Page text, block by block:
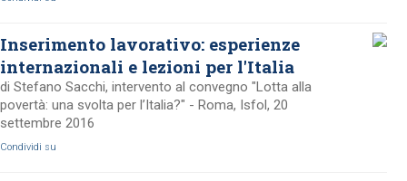
Inserimento lavorativo: esperienze
internazionali e lezioni per l'Italia
di Stefano Sacchi, intervento al convegno "Lotta alla
povertà: una svolta per l’Italia?" - Roma, Isfol, 20
settembre 2016
Condividi su